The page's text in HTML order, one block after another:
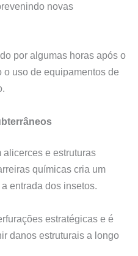
novas
por algumas horas após o
uso de equipamentos de
e estruturas
químicas cria um
entrada dos insetos.
estratégicas e é
danos estruturais a longo